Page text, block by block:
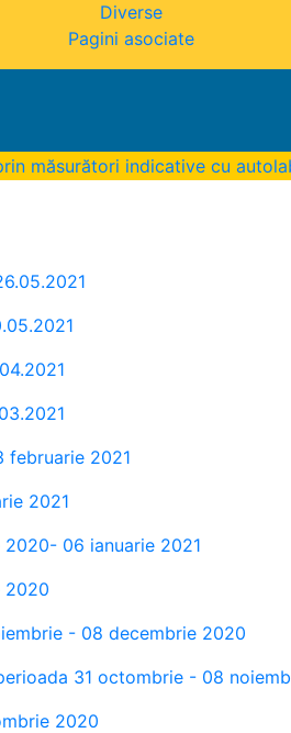
Diverse
Pagini asociate
măsurători indicative cu
februarie 2021
2021
06 ianuarie 2021
2020
- 08 decembrie 2020
31 octombrie - 08
2020